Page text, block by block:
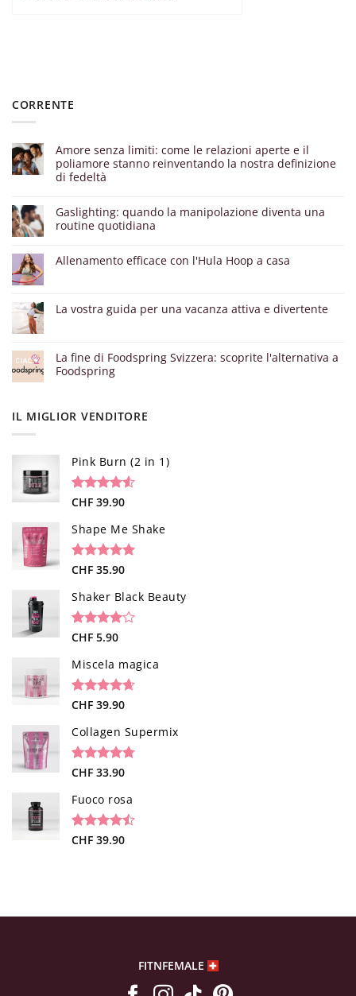
CORRENTE
Amore senza limiti: come le relazioni aperte e il
poliamore stanno reinventando la nostra definizione
di fedeltà
Gaslighting: quando la manipolazione diventa una
routine quotidiana
Allenamento efficace con l'Hula Hoop a casa
La vostra guida per una vacanza attiva e divertente
La fine di Foodspring Svizzera: scoprite l'alternativa a
Foodspring
IL MIGLIOR VENDITORE
Pink Burn (2 in 1)
Valutato
su base di
96
recensioni
CHF 39.90
Shape Me Shake
Valutato
su base di
40
CHF 35.90
Shaker Black Beauty
Valutato
5 su
1
recensioni
CHF 5.90
Miscela magica
Valutato
su base di
34
recensioni
CHF 39.90
Collagen Supermix
Valutato
su base di
26
CHF 33.90
Fuoco rosa
Valutato
19
CHF 39.90
FITNFEMALE